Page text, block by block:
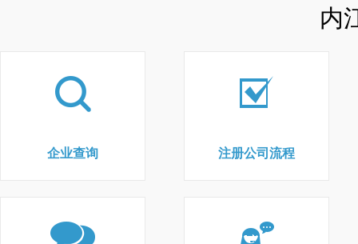
内
企业查询 注册公司流程